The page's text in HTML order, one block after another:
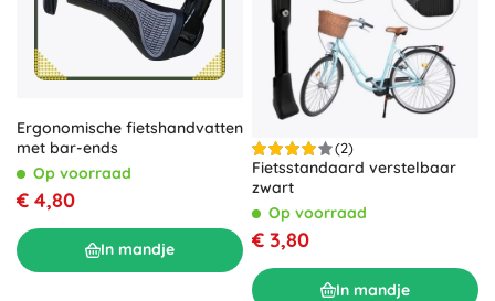
Ergonomische fietshandvatten
met bar-ends
Op voorraad
€ 4,80
In mandje
(2)
Fietsstandaard verstelbaar
zwart
Op voorraad
€ 3,80
In mandje